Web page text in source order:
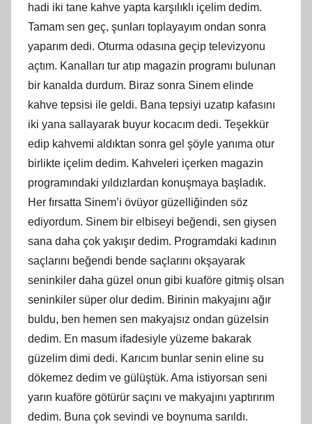
hadi iki tane kahve yapta karşılıklı içelim dedim.
Tamam sen geç, şunları toplayayım ondan sonra
yaparım dedi. Oturma odasına geçip televizyonu
açtım. Kanalları tur atıp magazin programı bulunan
bir kanalda durdum. Biraz sonra Sinem elinde
kahve tepsisi ile geldi. Bana tepsiyi uzatıp kafasını
iki yana sallayarak buyur kocacım dedi. Teşekkür
edip kahvemi aldıktan sonra gel şöyle yanıma otur
birlikte içelim dedim. Kahveleri içerken magazin
programındaki yıldızlardan konuşmaya başladık.
Her fırsatta Sinem’i övüyor güzelliğinden söz
ediyordum. Sinem bir elbiseyi beğendi, sen giysen
sana daha çok yakışır dedim. Programdaki kadının
saçlarını beğendi bende saçlarını okşayarak
seninkiler daha güzel onun gibi kuaföre gitmiş olsan
seninkiler süper olur dedim. Birinin makyajını ağır
buldu, ben hemen sen makyajsız ondan güzelsin
dedim. En masum ifadesiyle yüzeme bakarak
güzelim dimi dedi. Karıcım bunlar senin eline su
dökemez dedim ve gülüştük. Ama istiyorsan seni
yarın kuaföre götürür saçını ve makyajını yaptırırım
dedim. Buna çok sevindi ve boynuma sarıldı.